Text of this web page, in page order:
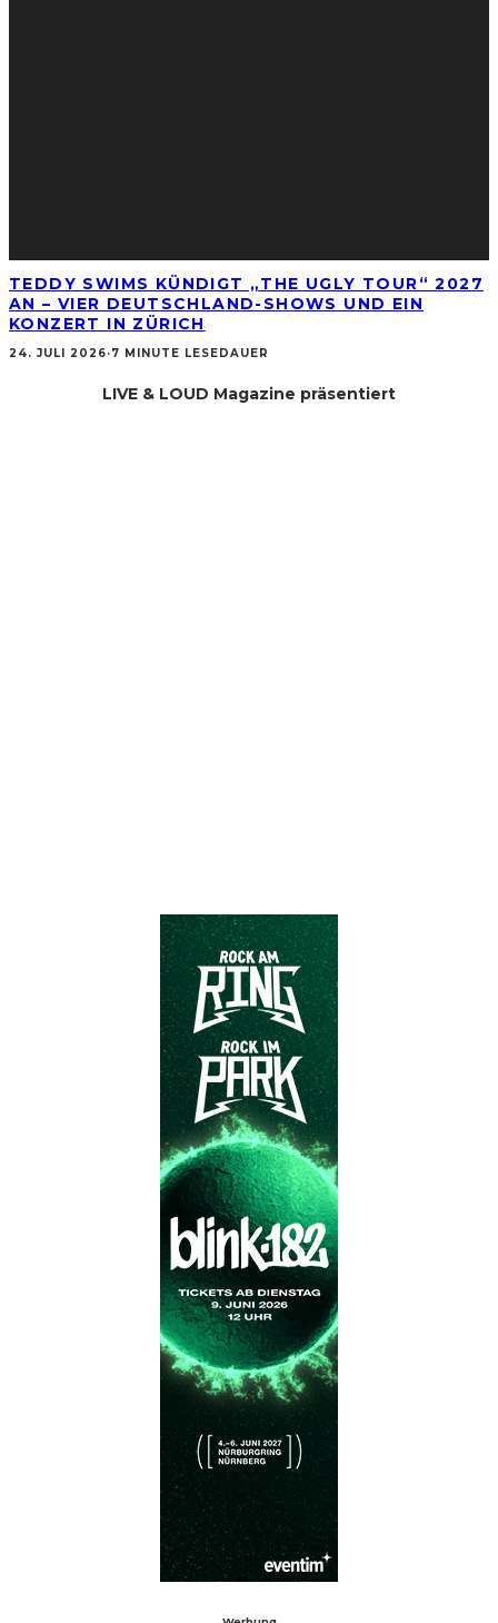
TEDDY SWIMS KÜNDIGT „THE UGLY TOUR“ 2027
AN – VIER DEUTSCHLAND-SHOWS UND EIN
KONZERT IN ZÜRICH
24. JULI 2026·7 MINUTE LESEDAUER
LIVE & LOUD Magazine präsentiert